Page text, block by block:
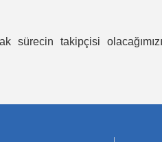
sürecin takipçisi